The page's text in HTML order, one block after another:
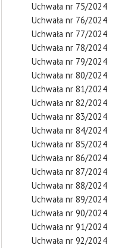
Uchwała nr 75/2024
Uchwała nr 76/2024
Uchwała nr 77/2024
Uchwała nr 78/2024
Uchwała nr 79/2024
Uchwała nr 80/2024
Uchwała nr 81/2024
Uchwała nr 82/2024
Uchwała nr 83/2024
Uchwała nr 84/2024
Uchwała nr 85/2024
Uchwała nr 86/2024
Uchwała nr 87/2024
Uchwała nr 88/2024
Uchwała nr 89/2024
Uchwała nr 90/2024
Uchwała nr 91/2024
Uchwała nr 92/2024